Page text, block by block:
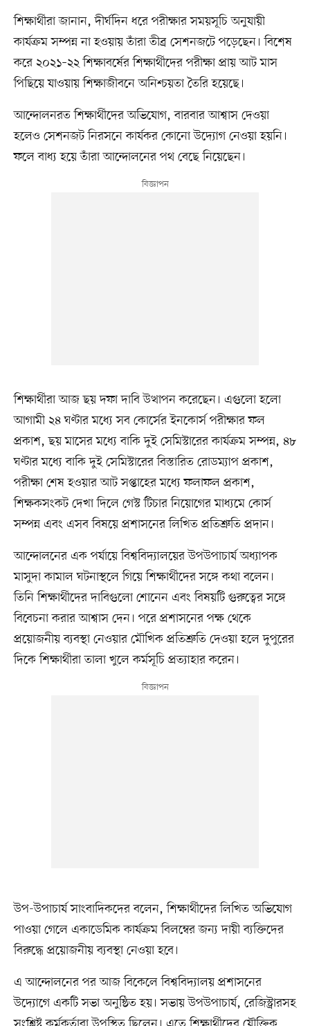
শিক্ষার্থীরা জানান, দীর্ঘদিন ধরে পরীক্ষার সময়সূচি অনুযায়ী
কার্যক্রম সম্পন্ন না হওয়ায় তাঁরা তীব্র সেশনজটে পড়েছেন। বিশেষ
করে ২০২১–২২ শিক্ষাবর্ষের শিক্ষার্থীদের পরীক্ষা প্রায় আট মাস
পিছিয়ে যাওয়ায় শিক্ষাজীবনে অনিশ্চয়তা তৈরি হয়েছে।
আন্দোলনরত শিক্ষার্থীদের অভিযোগ, বারবার আশ্বাস দেওয়া
হলেও সেশনজট নিরসনে কার্যকর কোনো উদ্যোগ নেওয়া হয়নি।
ফলে বাধ্য হয়ে তাঁরা আন্দোলনের পথ বেছে নিয়েছেন।
শিক্ষার্থীরা আজ ছয় দফা দাবি উত্থাপন করেছেন। এগুলো হলো
আগামী ২৪ ঘণ্টার মধ্যে সব কোর্সের ইনকোর্স পরীক্ষার ফল
প্রকাশ, ছয় মাসের মধ্যে বাকি দুই সেমিস্টারের কার্যক্রম সম্পন্ন, ৪৮
ঘণ্টার মধ্যে বাকি দুই সেমিস্টারের বিস্তারিত রোডম্যাপ প্রকাশ,
পরীক্ষা শেষ হওয়ার আট সপ্তাহের মধ্যে ফলাফল প্রকাশ,
শিক্ষকসংকট দেখা দিলে গেস্ট টিচার নিয়োগের মাধ্যমে কোর্স
সম্পন্ন এবং এসব বিষয়ে প্রশাসনের লিখিত প্রতিশ্রুতি প্রদান।
আন্দোলনের এক পর্যায়ে বিশ্ববিদ্যালয়ের উপউপাচার্য অধ্যাপক
মাসুদা কামাল ঘটনাস্থলে গিয়ে শিক্ষার্থীদের সঙ্গে কথা বলেন।
তিনি শিক্ষার্থীদের দাবিগুলো শোনেন এবং বিষয়টি গুরুত্বের সঙ্গে
বিবেচনা করার আশ্বাস দেন। পরে প্রশাসনের পক্ষ থেকে
প্রয়োজনীয় ব্যবস্থা নেওয়ার মৌখিক প্রতিশ্রুতি দেওয়া হলে দুপুরের
দিকে শিক্ষার্থীরা তালা খুলে কর্মসূচি প্রত্যাহার করেন।
উপ-উপাচার্য সাংবাদিকদের বলেন, শিক্ষার্থীদের লিখিত অভিযোগ
পাওয়া গেলে একাডেমিক কার্যক্রম বিলম্বের জন্য দায়ী ব্যক্তিদের
বিরুদ্ধে প্রয়োজনীয় ব্যবস্থা নেওয়া হবে।
এ আন্দোলনের পর আজ বিকেলে বিশ্ববিদ্যালয় প্রশাসনের
উদ্যোগে একটি সভা অনুষ্ঠিত হয়। সভায় উপউপাচার্য, রেজিস্ট্রারসহ